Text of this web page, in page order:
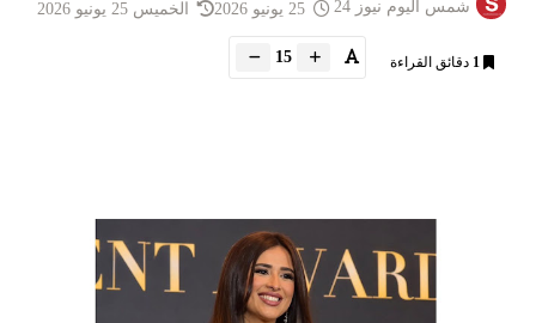
شمس اليوم نيوز 24 الخميس 25 يونيو 2026
1 دقائق القراءة 15